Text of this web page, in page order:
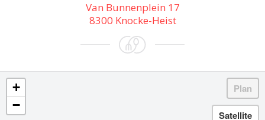
Van Bunnenplein 17
8300 Knocke-Heist
+
−